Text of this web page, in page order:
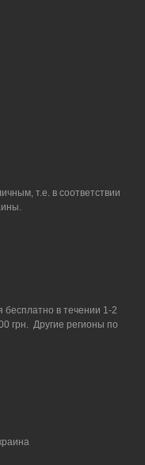
т.е. в соответствии
бесплатно в течении 1-2
грн. Другие регионы по